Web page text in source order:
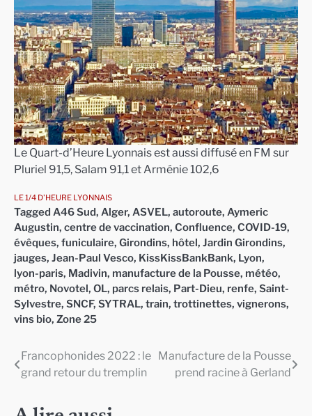
Le Quart-d’Heure Lyonnais est aussi diffusé en FM sur
Pluriel 91,5, Salam 91,1 et Arménie 102,6
LE 1/4 D'HEURE LYONNAIS
Tagged A46 Sud, Alger, ASVEL, autoroute, Aymeric
Augustin, centre de vaccination, Confluence, COVID-19,
évêques, funiculaire, Girondins, hôtel, Jardin Girondins,
jauges, Jean-Paul Vesco, KissKissBankBank, Lyon,
lyon-paris, Madivin, manufacture de la Pousse, météo,
métro, Novotel, OL, parcs relais, Part-Dieu, renfe, Saint-
Sylvestre, SNCF, SYTRAL, train, trottinettes, vignerons,
vins bio, Zone 25
Navigation
l’article
Francophonides 2022 : le
grand retour du tremplin
Manufacture de la Pousse
prend racine à Gerland